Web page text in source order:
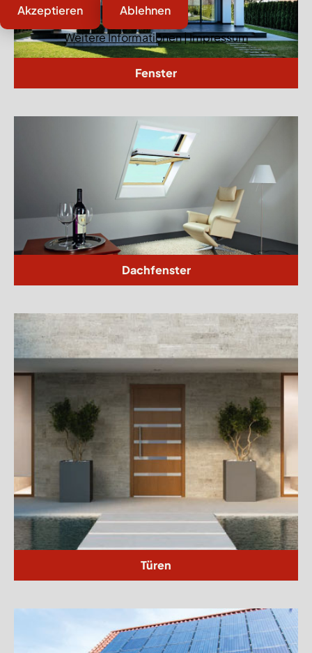
Fenster
Dachfenster
Türen
Akzeptieren
Ablehnen
Weitere Informationen|Impressum